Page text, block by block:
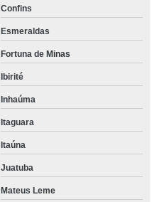
Confins
Esmeraldas
Fortuna de Minas
Ibirité
Inhaúma
Itaguara
Itaúna
Juatuba
Mateus Leme